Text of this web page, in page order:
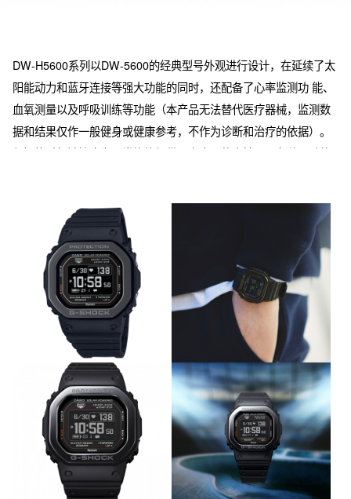
DW-H5600系列以DW-5600的经典型号外观进行设计，在延续了太
阳能动力和蓝牙连接等强大功能的同时，还配备了心率监测功 能、
血氧测量以及呼吸训练等功能（本产品无法替代医疗器械，监测数
据和结果仅作一般健身或健康参考，不作为诊断和治疗的依据）。
与智能手机链接也为日常锻炼提供了多方面的支持，从各种运动的
姿态，向运动领域挑战。